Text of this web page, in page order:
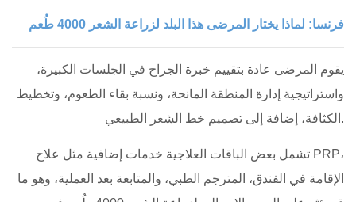
فرنسا: لماذا يختار المرضى هذا البلد لزراعة الشعر 4000 طُعم
يقوم المرضى عادة بتقييم خبرة الجراح في الجلسات الكبيرة،
واستراتيجية إدارة المنطقة المانحة، ونسبة بقاء الطعوم، وتخطيط
الكثافة، إضافة إلى تصميم خط الشعر الطبيعي.
تشمل بعض الباقات العلاجية خدمات إضافية مثل علاج PRP،
الإقامة في الفندق، المترجم الطبي، والمتابعة بعد العملية، وهو ما